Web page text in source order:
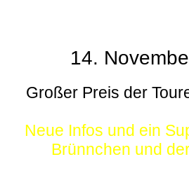
14.
Großer Preis der
Neue Infos und ein
Brünnchen und